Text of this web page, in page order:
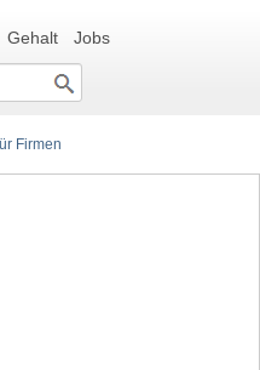
Gehalt Jobs
Firmen